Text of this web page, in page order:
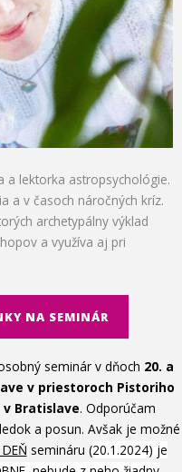
a lektorka astropsychológie.
a v časoch náročných kríz.
archetypálny výklad
a využíva aj pri
NA SEMINÁR
seminár v dňoch 20. a
v priestoroch Pistoriho
Bratislave. Odporúčam
a posun. Avšak je možné
DEŇ semináru (20.1.2024) je